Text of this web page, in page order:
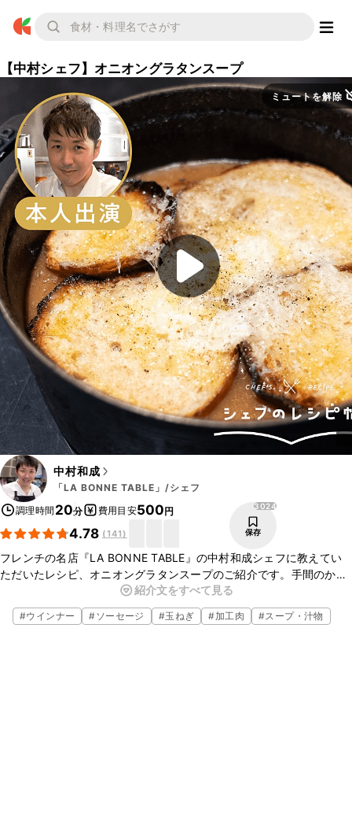
【中村シェフ】オニオングラタンスープ
ミュートを解除
中村和成
「LA BONNE TABLE」/シェフ
調理時間 20分 費用目安500円
4.78 (141)
3024
保存
フレンチの名店『LA BONNE TABLE』の中村和成シェフに教えてい
ただいたレシピ、オニオングラタンスープのご紹介です。手間のかか
るブイヨンの代わりに、ウインナーを使って簡単に旨みのあるオニオ
ングラタンスープがお作りいただけますよ。ぜひチャレンジしてみて
くださいね。
紹介文をすべて見る
#ウインナー #ソーセージ #玉ねぎ #加工肉 #スープ・汁物